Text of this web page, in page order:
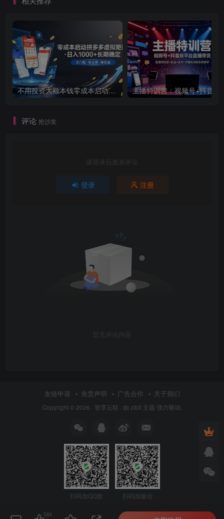
不用投资大额本钱零成本启动，做拼多多虚拟矩阵，长期稳定！轻松维持日入 1000
评论 抢沙发
请登录后发表评论
登录 注册
暂无评论内容
友链申请 免责声明 广告合作 关于我们
Copyright © 2026 · 智享云联 · 由 zibll 主题 强力驱动.
扫码加QQ群 扫码加微信
564